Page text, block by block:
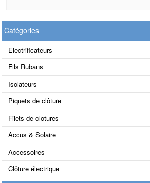
Catégories
Electrificateurs
Fils Rubans
Isolateurs
Piquets de clôture
Filets de clotures
Accus & Solaire
Accessoires
Clôture électrique